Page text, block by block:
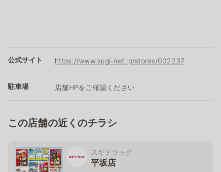
公式サイト https://www.sugi-net.jp/stores/002237
駐車場 店舗HPをご確認ください
この店舗の近くのチラシ
スギドラッグ
平坂店